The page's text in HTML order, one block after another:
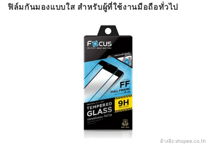
ฟิล์มกันมองแบบใส สำหรับผู้ที่ใช้งานมือถือทั่วไป
อ้างอิง:shopee.co.th